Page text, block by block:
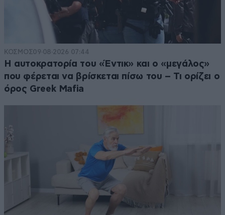
ΚΟΣΜΟΣ09·08·2026 07:44
Η αυτοκρατορία του «Έντικ» και ο «μεγάλος»
που φέρεται να βρίσκεται πίσω του – Τι ορίζει ο
όρος Greek Mafia